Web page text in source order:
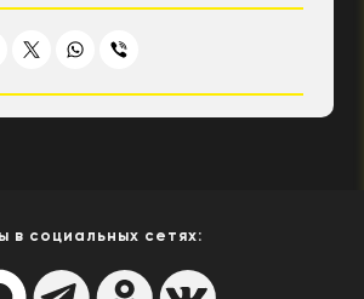
в социальных сетях: